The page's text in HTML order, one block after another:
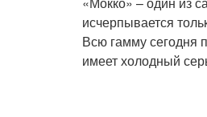
исчерпывается
Всю гамму сегодня
имеет холодный